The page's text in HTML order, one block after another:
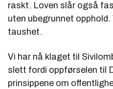
raskt. Loven slår også
uten ubegrunnet
taushet.
Vi har nå klaget til
slett fordi oppførselen til
prinsippene om